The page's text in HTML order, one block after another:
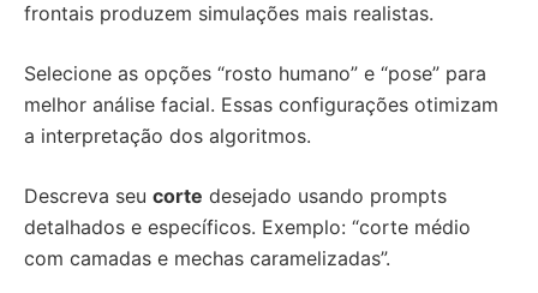
frontais produzem simulações mais realistas.
Selecione as opções “rosto humano” e “pose” para
melhor análise facial. Essas configurações otimizam
a interpretação dos algoritmos.
Descreva seu corte desejado usando prompts
detalhados e específicos. Exemplo: “corte médio
com camadas e mechas caramelizadas”.